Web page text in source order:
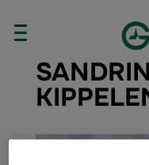
AFFICHER/MASQUER
MENU